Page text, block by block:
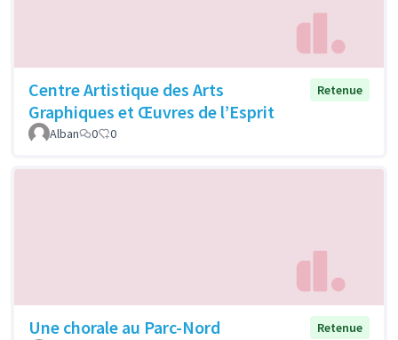
Centre Artistique des Arts
Graphiques et Œuvres de l’Esprit
Retenue
Alban 0 0
Une chorale au Parc-Nord
Retenue